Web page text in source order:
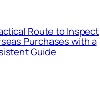
Route to Inspect
Purchases with a
Guide